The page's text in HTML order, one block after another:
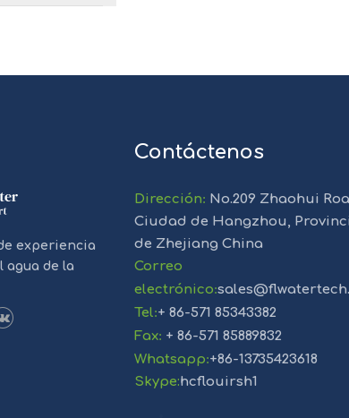
experiencia
agua de la
Contáctenos
Dirección: No.209 Zhaohui
Ciudad de Hangzhou,
de Zhejiang China
Correo
electrónico:
Tel:+ 86-571 85343382
Fax: + 86-571 85889832
Whatsapp:+86-13735423618
Skype:hcflouirsh1